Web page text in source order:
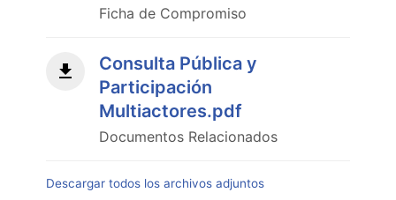
Ficha de Compromiso
Consulta Pública y
Participación
Multiactores.pdf
Documentos Relacionados
Descargar todos los archivos adjuntos